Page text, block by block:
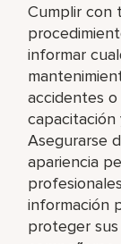
Cumplir con
informar
accidentes
capacitación
Asegurarse
apariencia
información
proteger